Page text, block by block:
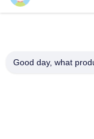
Цзятли,
Good day, what